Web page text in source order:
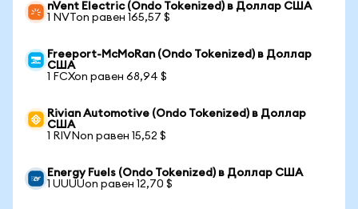
nVent Electric (Ondo Tokenized) в Доллар США
1 NVTon равен 165,57 $
Freeport-McMoRan (Ondo Tokenized) в Доллар
США
1 FCXon равен 68,94 $
Rivian Automotive (Ondo Tokenized) в Доллар
США
1 RIVNon равен 15,52 $
Energy Fuels (Ondo Tokenized) в Доллар США
1 UUUUon равен 12,70 $